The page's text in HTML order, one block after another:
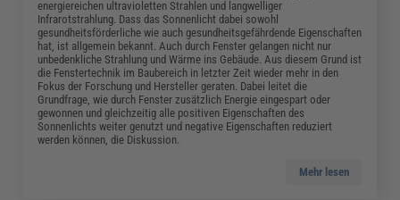
energiereichen ultravioletten Strahlen und langwelliger
Infrarotstrahlung. Dass das Sonnenlicht dabei sowohl
gesundheitsförderliche wie auch gesundheitsgefährdende Eigenschaften
hat, ist allgemein bekannt. Auch durch Fenster gelangen nicht nur
unbedenkliche Strahlung und Wärme ins Gebäude. Aus diesem Grund ist
die Fenstertechnik im Baubereich in letzter Zeit wieder mehr in den
Fokus der Forschung und Hersteller geraten. Dabei leitet die
Grundfrage, wie durch Fenster zusätzlich Energie eingespart oder
gewonnen und gleichzeitig alle positiven Eigenschaften des
Sonnenlichts weiter genutzt und negative Eigenschaften reduziert
werden können, die Diskussion.
Mehr lesen